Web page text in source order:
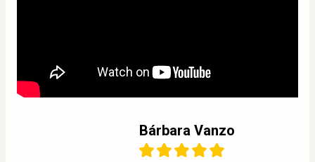
Bárbara Vanzo